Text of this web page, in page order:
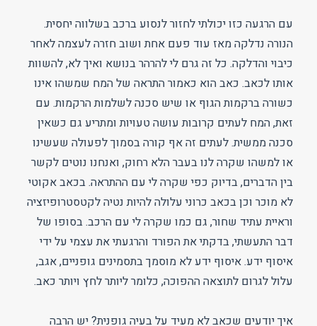
עם הרגעה כזו יכולתי לחזור לנסוע ברכב בשלווה יחסית.
הנורה נדלקה מאז עוד פעם אחת ושוב חזרה לעצמה לאחר
כיבוי והדלקה. כל זה גרם לי להרהר בנושא ואיך לא, להשוות
אותו לכאב. כאב הוא כאמור התראה של המח שמשהו אינו
כשורה ברקמות הגוף או שיש סכנה לשלמות הרקמות. עם
זאת, המח לעתים קרובות עושה טעויות ומתריע גם כשאין
סכנה ממשית. לעתים זה אף קורה בסמוך לפעולה שעשינו
או למשהו שקרה לנו בעבר הלא רחוק, ואנחנו נוטים לקשר
בין הדברים, בדיוק כפי שקרה לי עם ההתראה. בכאב אקוטי
לא מוכר וכן בכאב כרוני עלולה להיות נטיה לקטסטרופיזציה
וראיית עתיד שחור, גם כמו שקרה לי עם הרכב. בסופו של
דבר התעשתי, בדקתי את הפורד והרגעתי את עצמי על ידי
איסוף ידע. איסוף ידע לא מוסמך בתסמינים גופניים, אגב,
עלול לגרום לתוצאה ההפוכה, כלומר ליותר לחץ ויותר כאב.
איך יודעים שכאב לא מעיד על בעיה גופנית? יש הרבה